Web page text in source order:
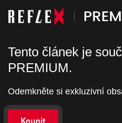
Tento článek je
PREMIUM.
Odemkněte si exkluzivní
Koupit